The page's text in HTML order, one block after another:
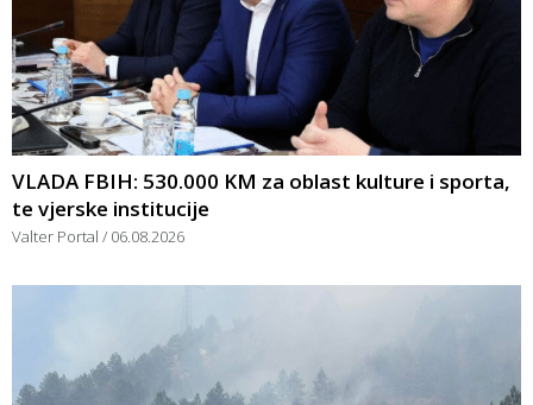
VLADA FBIH: 530.000 KM za oblast kulture i sporta,
te vjerske institucije
Valter Portal 06.08.2026